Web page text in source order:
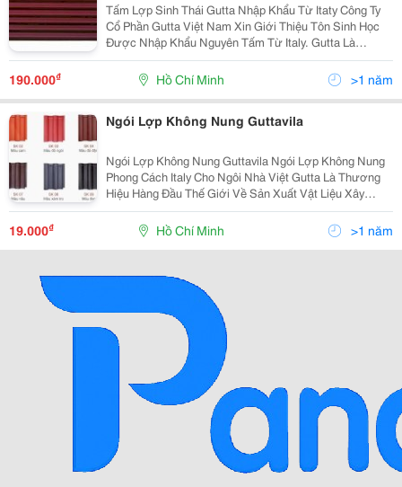
Tấm Lợp Sinh Thái Gutta Nhập Khẩu Từ Itaty Công Ty
Cổ Phần Gutta Việt Nam Xin Giới Thiệu Tôn Sinh Học
Được Nhập Khẩu Nguyên Tấm Từ Italy. Gutta Là
Thương Hiệu Hàng Đầu Thế Giới Về Sản Xuất Vật Liệu
Xây Dựng Cao Cấp Được Thành Lập Từ Năm 1964. V
190.000₫ Hồ Chí Minh >1 năm
Ngói Lợp Không Nung Guttavila
Ngói Lợp Không Nung Guttavila Ngói Lợp Không Nung
Phong Cách Italy Cho Ngôi Nhà Việt Gutta Là Thương
Hiệu Hàng Đầu Thế Giới Về Sản Xuất Vật Liệu Xây
Dựng Cao Cấp Được Thành Lập Từ Năm 1964 Với Bề
Dày Kinh Nghiệm Sản Xuất Vật Liệu Xây Dựng Nhiều
19.000₫ Hồ Chí Minh >1 năm